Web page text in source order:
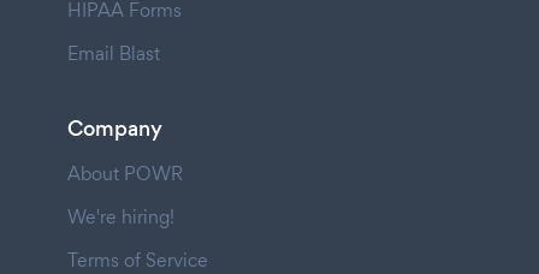
HIPAA Forms
Email Blast
Company
About POWR
We're hiring!
Terms of Service